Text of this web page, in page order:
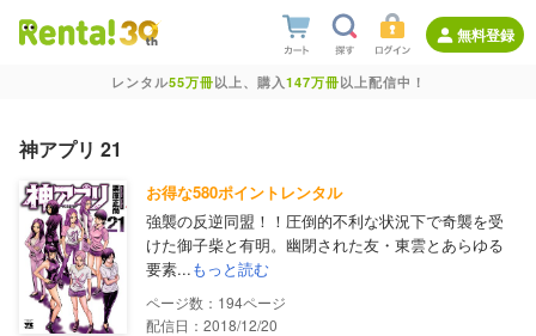
無料登録
レンタル55万冊以上、購入147万冊以上配信中！
神アプリ 21
お得な580ポイントレンタル
強襲の反逆同盟！！圧倒的不利な状況下で奇襲を受
けた御子柴と有明。幽閉された友・東雲とあらゆる
要素...もっと読む
194
配信日：2018/12/20